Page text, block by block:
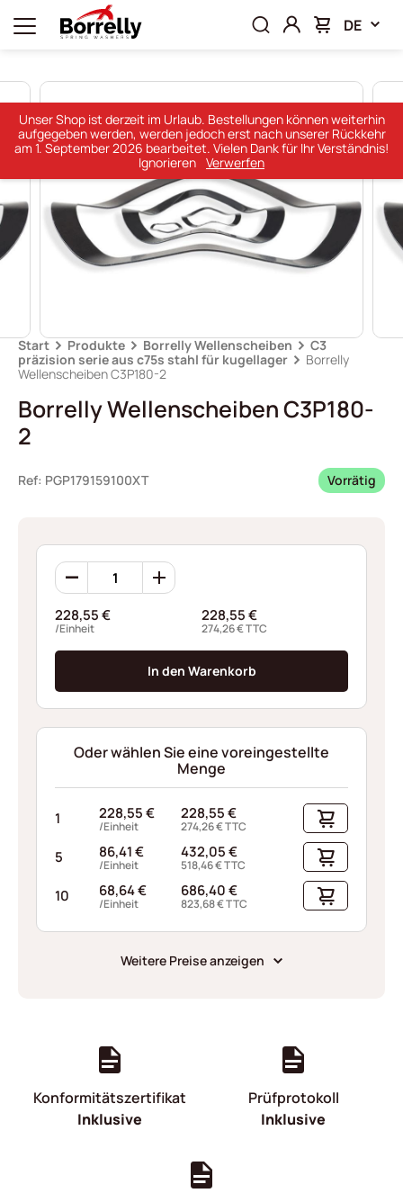
DE
Start Produkte Borrelly Wellenscheiben
C3
präzision serie aus c75s stahl für kugellager
Borrelly
Wellenscheiben C3P180-2
Borrelly Wellenscheiben C3P180-
2
Ref: PGP179159100XT Vorrätig
Borrelly
Wellenscheiben
2
Menge
228,55€
/Einheit
228,55€
274,26€TTC
In den Warenkorb
Oder wählen Sie eine voreingestellte
Menge
1 228,55€
/Einheit
228,55€
274,26€TTC
5 86,41€
/Einheit
432,05€
518,46€TTC
10 68,64€
/Einheit
686,40€
823,68€TTC
Weitere Preise anzeigen
Konformitätszertifikat
Inklusive
Prüfprotokoll
Inklusive
Unser Shop ist derzeit im Urlaub. Bestellungen können weiterhin
aufgegeben werden, werden jedoch erst nach unserer Rückkehr
am 1. September 2026 bearbeitet. Vielen Dank für Ihr Verständnis!
Ignorieren Verwerfen